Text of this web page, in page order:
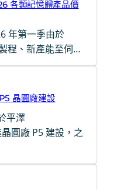
各類記憶體產品價
年第一季由於
程、新產能至伺…
晶圓廠建設
平澤
圓廠 P5 建設，之